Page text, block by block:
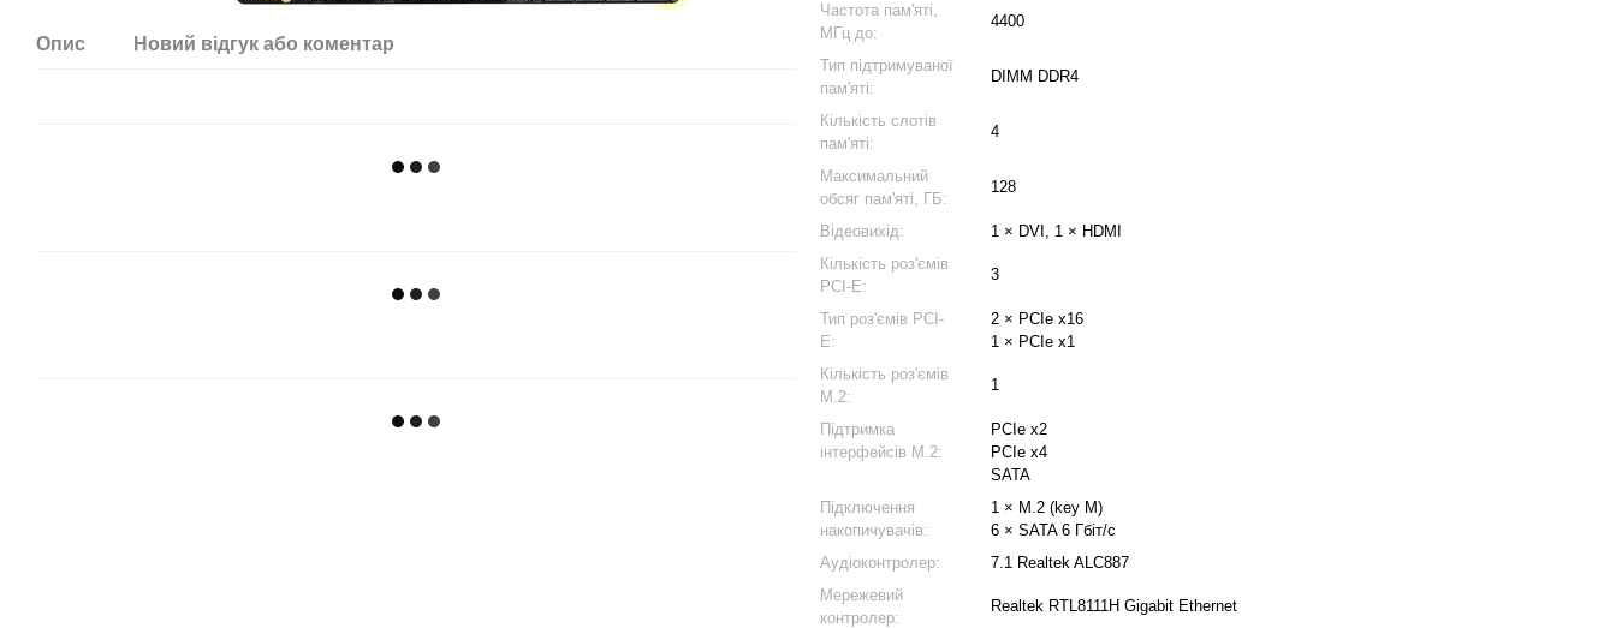
Опис Новий відгук або коментар
Частота пам'яті,
МГц до:
4400
Тип підтримуваної
пам'яті:
DIMM DDR4
Кількість слотів
пам'яті:
4
Максимальний
обсяг пам'яті, ГБ:
128
Відеовихід:
1 × DVI, 1 × HDMI
Кількість роз'ємів
PCI-E:
3
Тип роз'ємів PCI-
E:
2 × PCIe x16
1 × PCIe x1
Кількість роз'ємів
M.2:
1
Підтримка
інтерфейсів M.2:
PCIe x2
PCIe x4
SATA
Підключення
накопичувачів:
1 × M.2 (key M)
6 × SATA 6 Гбіт/с
Аудіоконтролер:
7.1 Realtek ALC887
Мережевий
контролер:
Realtek RTL8111H Gigabit Ethernet